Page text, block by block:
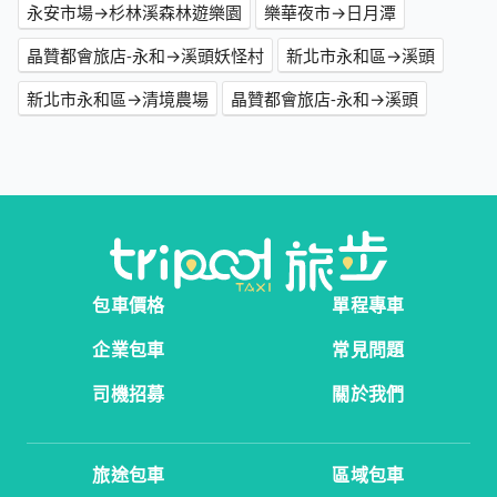
永安市場→杉林溪森林遊樂園
樂華夜市→日月潭
晶贊都會旅店-永和→溪頭妖怪村
新北市永和區→溪頭
新北市永和區→清境農場
晶贊都會旅店-永和→溪頭
包車價格
單程專車
企業包車
常見問題
司機招募
關於我們
旅途包車 區域包車